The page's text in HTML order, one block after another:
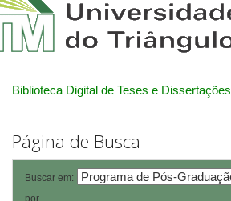
Biblioteca Digital de Teses e Dissertações
Página de Busca
Buscar em:
por